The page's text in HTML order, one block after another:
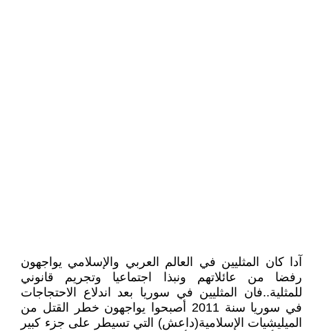
آدا كان المثليين في العالم العربي والإسلامي يواجهون
رفضا من عائلاتهم ونبذا اجتماعيا وتجريم قانوني
للمثلية..فان المثليين في سوريا بعد اندلاع الاحتجاجات
في سوريا سنة 2011 أصبحوا يواجهون خطر القتل من
الميليشيات الإسلامية(داعش) التي تسيطر على جزء كبير